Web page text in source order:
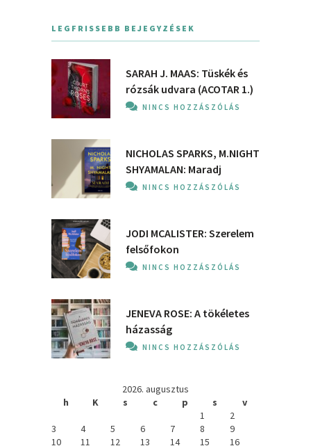
LEGFRISSEBB BEJEGYZÉSEK
SARAH J. MAAS: Tüskék és
rózsák udvara (ACOTAR 1.)
NINCS HOZZÁSZÓLÁS
NICHOLAS SPARKS, M.NIGHT
SHYAMALAN: Maradj
NINCS HOZZÁSZÓLÁS
JODI MCALISTER: Szerelem
felsőfokon
NINCS HOZZÁSZÓLÁS
JENEVA ROSE: A ​tökéletes
házasság
NINCS HOZZÁSZÓLÁS
2026. augusztus
h
K s c p s
v
1
2
3
4 5 6 7 8
9
10
11 12 13 14 15
16